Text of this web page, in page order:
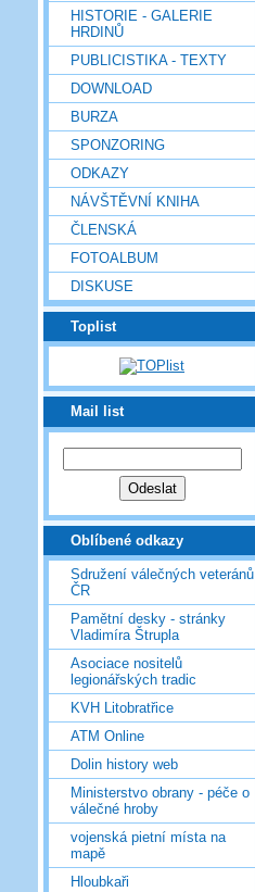
HISTORIE - GALERIE
HRDINŮ
PUBLICISTIKA - TEXTY
DOWNLOAD
BURZA
SPONZORING
ODKAZY
NÁVŠTĚVNÍ KNIHA
ČLENSKÁ
FOTOALBUM
DISKUSE
Toplist
Mail list
Oblíbené odkazy
Sdružení válečných veteránů
ČR
Pamětní desky - stránky
Vladimíra Štrupla
Asociace nositelů
legionářských tradic
KVH Litobratřice
ATM Online
Dolin history web
Ministerstvo obrany - péče o
válečné hroby
vojenská pietní místa na
mapě
Hloubkaři